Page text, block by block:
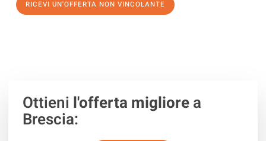
RICEVI UN'OFFERTA NON VINCOLANTE
Ottieni l'offerta migliorea
Brescia: